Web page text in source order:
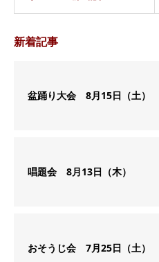
新着記事
盆踊り大会 8月15日（土）
唱題会 8月13日（木）
おそうじ会 7月25日（土）